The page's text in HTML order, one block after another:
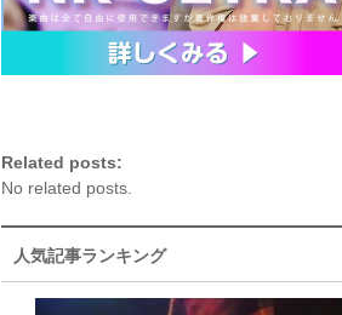
Related posts:
No related posts.
人気記事ランキング